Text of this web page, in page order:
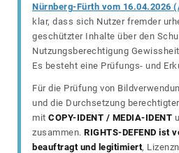
Nürnberg-Fürth vom 16.04.2026
klar, dass sich Nutzer fremder
geschützter Inhalte über den
Nutzungsberechtigung
Es besteht eine Prüfungs- und
Für die Prüfung von
und die Durchsetzung
mit COPY-IDENT / MEDIA-IDENT
zusammen. RIGHTS-DEFEND ist
beauftragt und legitimiert,